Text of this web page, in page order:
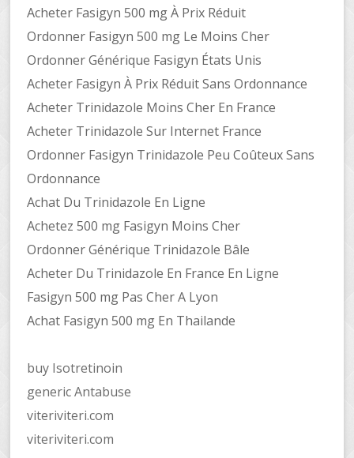
Acheter Fasigyn 500 mg À Prix Réduit
Ordonner Fasigyn 500 mg Le Moins Cher
Ordonner Générique Fasigyn États Unis
Acheter Fasigyn À Prix Réduit Sans Ordonnance
Acheter Trinidazole Moins Cher En France
Acheter Trinidazole Sur Internet France
Ordonner Fasigyn Trinidazole Peu Coûteux Sans
Ordonnance
Achat Du Trinidazole En Ligne
Achetez 500 mg Fasigyn Moins Cher
Ordonner Générique Trinidazole Bâle
Acheter Du Trinidazole En France En Ligne
Fasigyn 500 mg Pas Cher A Lyon
Achat Fasigyn 500 mg En Thailande
buy Isotretinoin
generic Antabuse
viteriviteri.com
viteriviteri.com